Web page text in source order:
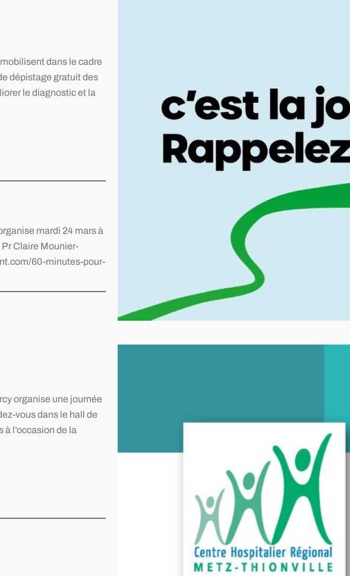
dans le cadre
dépistage gratuit des
le diagnostic et la
mardi 24 mars à
Claire Mounier-
60-minutes-pour-
organise une journée
vous dans le hall de
l’occasion de la
proches peut sauver des…
Semaine nationale de prévention du
partenariat avec la CPTS de Thionville,
la CPTS Moselle 3 Vallées et l’AFD 57-
Association des Diabétiques de Metz –
MEDIA, le Centre Hospitalier Régional
Metz-Thionville organise jeudi 4 juin de
10h à 16h dans le hall de l’hôpital Bel Air